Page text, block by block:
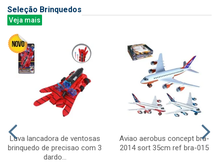
Seleção Brinquedos
Veja mais
Luva lancadora de ventosas
brinquedo de precisao com 3
dardo...
Aviao aerobus concept bra-
2014 sort 35cm ref bra-015